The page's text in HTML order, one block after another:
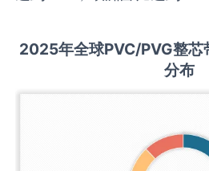
2025年全球PVC/PVG整芯
分布